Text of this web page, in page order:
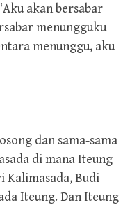
akan bersabar
menungguku
menunggu, aku
dan sama-sama
di mana Iteung
Kalimasada, Budi
Iteung. Dan Iteung